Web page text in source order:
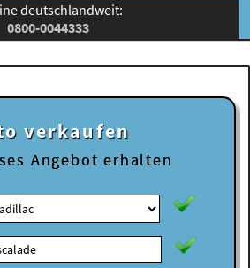
deutschlandweit:
0800-0044333
verkaufen
Angebot erhalten